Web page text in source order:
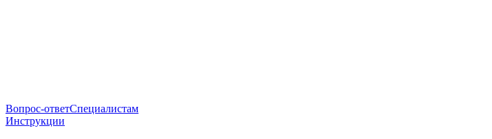
Вопрос-ответСпециалистам
Инструкции